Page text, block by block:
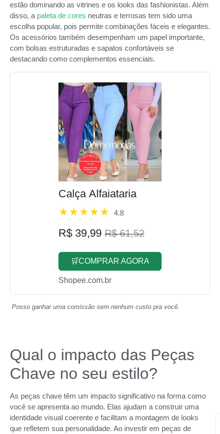
estão dominando as vitrines e os looks das fashionistas. Além
disso, a paleta de cores neutras e terrosas tem sido uma
escolha popular, pois permite combinações fáceis e elegantes.
Os acessórios também desempenham um papel importante,
com bolsas estruturadas e sapatos confortáveis se
destacando como complementos essenciais.
Calça Alfaiataria
4.8
R$ 39,99 R$ 61,52
🛒COMPRAR AGORA
Shopee.com.br
Posso ganhar uma comissão sem nenhum custo pra você.
Qual o impacto das Peças
Chave no seu estilo?
As peças chave têm um impacto significativo na forma como
você se apresenta ao mundo. Elas ajudam a construir uma
identidade visual coerente e facilitam a montagem de looks
que refletem sua personalidade. Ao investir em peças de